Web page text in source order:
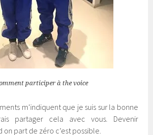
participer à the voice
m’indiquent que je suis sur la bonne
partager cela avec vous. Devenir
part de zéro c’est possible.